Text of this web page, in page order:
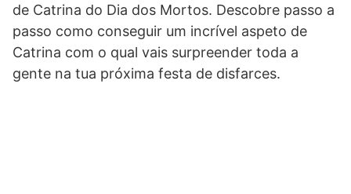
de Catrina do Dia dos Mortos. Descobre passo a
passo como conseguir um incrível aspeto de
Catrina com o qual vais surpreender toda a
gente na tua próxima festa de disfarces.